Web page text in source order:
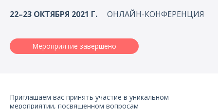
Обучение
О компании
22–23 ОКТЯБРЯ 2021 Г. ОНЛАЙН-КОНФЕРЕНЦИЯ
Мероприятие завершено
Приглашаем вас принять участие в уникальном
мероприятии, посвященном вопросам